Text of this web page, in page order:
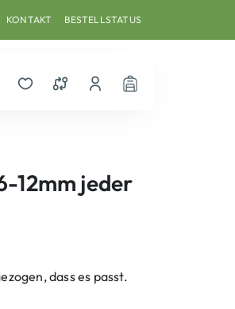
KONTAKT BESTELLSTATUS
12mm jeder
dass es passt.